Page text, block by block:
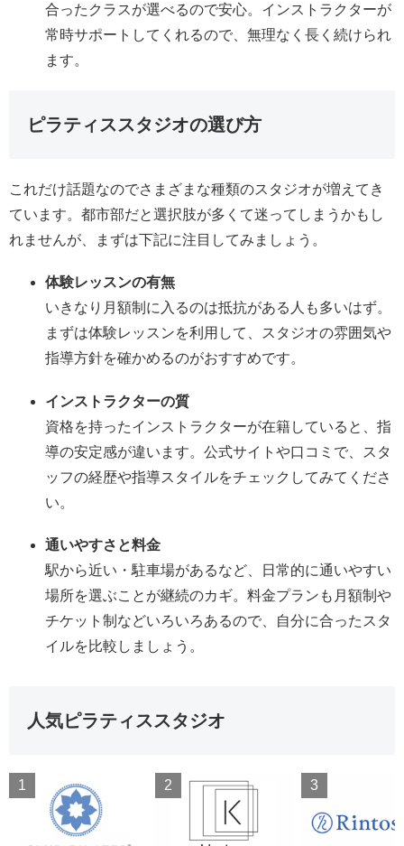
合ったクラスが選べるので安心。インストラクターが
常時サポートしてくれるので、無理なく長く続けられ
ます。
ピラティススタジオの選び方
これだけ話題なのでさまざまな種類のスタジオが増えてき
ています。都市部だと選択肢が多くて迷ってしまうかもし
れませんが、まずは下記に注目してみましょう。
体験レッスンの有無
いきなり月額制に入るのは抵抗がある人も多いはず。
まずは体験レッスンを利用して、スタジオの雰囲気や
指導方針を確かめるのがおすすめです。
インストラクターの質
資格を持ったインストラクターが在籍していると、指
導の安定感が違います。公式サイトや口コミで、スタ
ッフの経歴や指導スタイルをチェックしてみてくださ
い。
通いやすさと料金
駅から近い・駐車場があるなど、日常的に通いやすい
場所を選ぶことが継続のカギ。料金プランも月額制や
チケット制などいろいろあるので、自分に合ったスタ
イルを比較しましょう。
人気ピラティススタジオ
1 2 3